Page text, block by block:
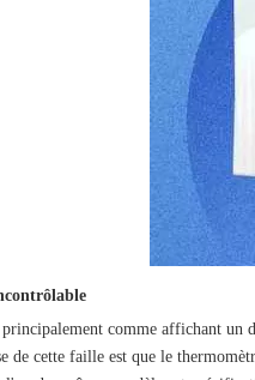
comme affichant un
de cette faille est que le